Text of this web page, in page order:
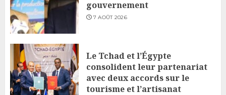
gouvernement
7 AOÛT 2026
Le Tchad et l’Égypte
consolident leur partenariat
avec deux accords sur le
tourisme et l’artisanat